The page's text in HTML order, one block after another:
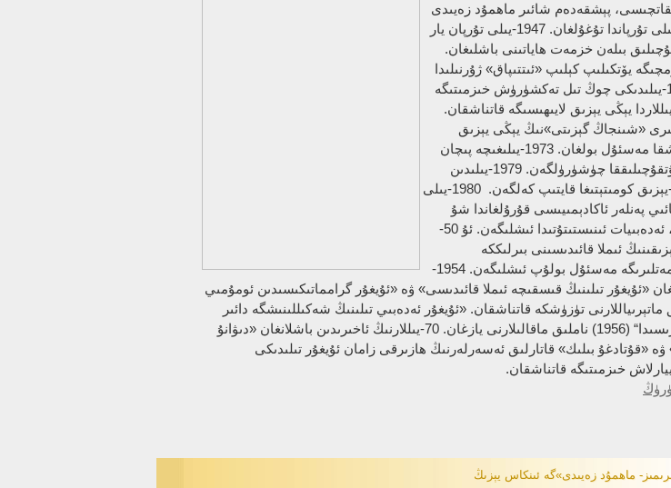
پېشقەدەم شائىر ماھمۇد زەيىدى
ئەپەندى 1932-يىلى تۇرپاندا تۇغۇلغان. 1947-يىلى تۇرپان يار
بىلەن خزمەت ھاياتىنى باشلىغان.
يۆتكىلىپ كېلىپ «ئىتتىپاق» ژۇرنىلىدا
ئىشلىگەن. 1955-يىلىدىكى چوڭ تىل تەكشۈرۈش خىزمىتىگە
60-يىللاردا يېڭى يېزىق لايىھىسىگە قاتناشقان.
يىللىرى «شىنجاڭ گېزىتى»نىڭ يېڭى يېزىق
سانىنى چىقىرىشقا مەسئۇل بولغان. 1973-يىلىغىچە پىچان
ناھىيىسىدە ئوقۇتقۇچىلىققا چۈشۈرۈلگەن. 1979-يىلىدىن
تارتىپ يەنە تىل-يېزىق كومىتېتىغا قايتىپ كەلگەن. 1980-يىلى
پەنلەر ئاكادېمىيىسى قۇرۇلغاندا شۇ
يەرگە يۆتكىلىپ، ئەدەبىيات ئىنىستىتۇتىدا ئىشلىگەن. ئۇ 50-
ئىملا قائىدىسىنى بىرلىككە
كەلتۈرۈش خىزمەتلىرىگە مەسئۇل بولۇپ ئىشلىگەن. 1954-
«ئۇيغۇر تىلىنىڭ قىسقىچە ئىملا قائىدىسى» ۋە «ئۇيغۇر گرامماتىكىسىدىن ئومۇمىي
ماتېرىياللارنى تۈزۈشكە قاتناشقان. «ئۇيغۇر ئەدەبىي تىلىنىڭ شەكىللىنىشگە دائىر
مەسىلىلەر توغرىسىدا“ (1956) ناملىق ماقالىلارنى يازغان. 70-يىللارنىڭ ئاخىرىدىن باشلانغان «دىۋانۇ
«قۇتادغۇ بىلىك» قاتارلىق ئەسەرلەرنىڭ ھازىرقى زامان ئۇيغۇر تىلىدىكى
خىزمىتىگە قاتناشقان.
ماھمۇد زەيىدى»گە ئىنكاس يېزىڭ